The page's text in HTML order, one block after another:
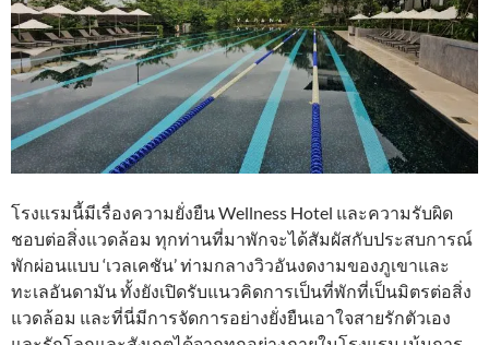
โรงแรมนี้มีเรื่องความยั่งยืน Wellness Hotel และความรับผิด
ชอบต่อสิ่งแวดล้อม ทุกท่านที่มาพักจะได้สัมผัสกับประสบการณ์
พักผ่อนแบบ ‘เวลเคชัน’ ท่ามกลางวิวอันงดงามของภูเขาและ
ทะเลอันดามัน ทั้งยังเปิดรับแนวคิดการเป็นที่พักที่เป็นมิตรต่อสิ่ง
แวดล้อม และที่นี่มีการจัดการอย่างยั่งยืนเอาใจสายรักตัวเอง